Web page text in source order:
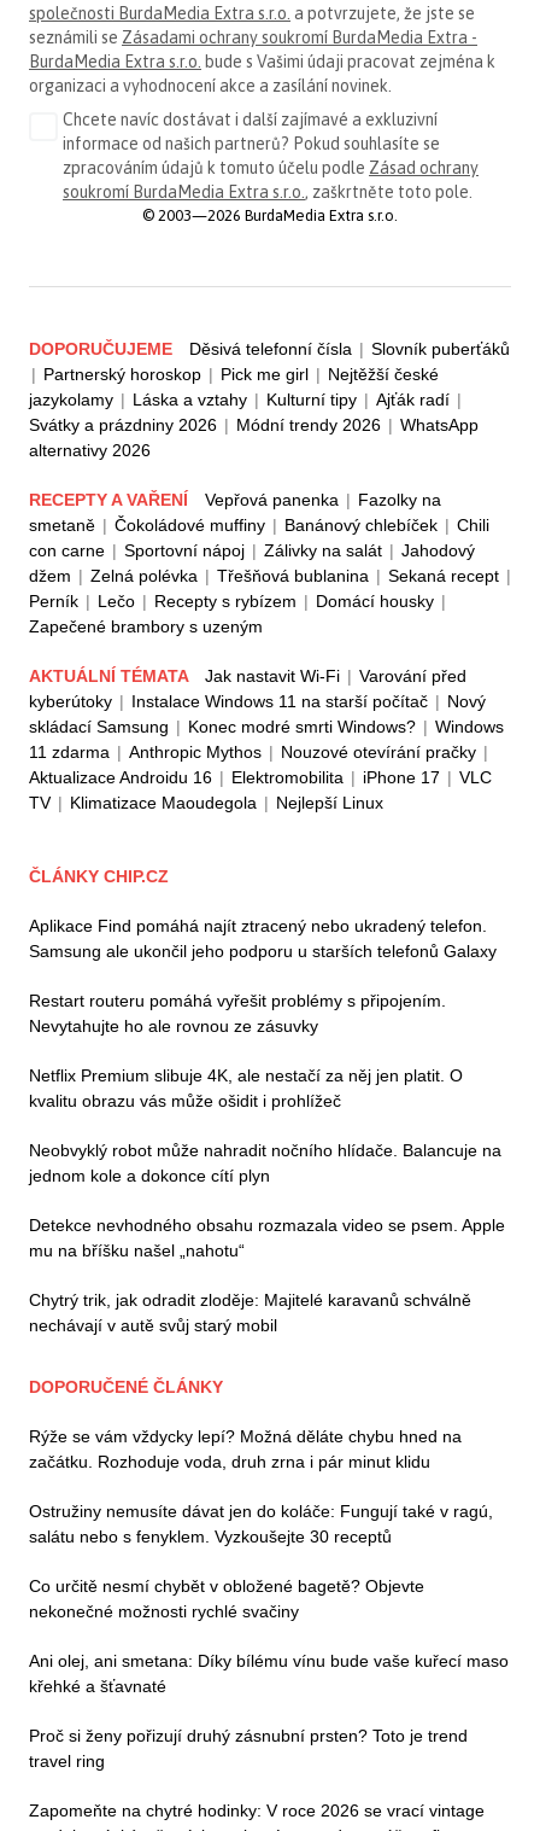
společnosti BurdaMedia Extra s.r.o. a potvrzujete, že jste se
seznámili se Zásadami ochrany soukromí BurdaMedia Extra -
BurdaMedia Extra s.r.o. bude s Vašimi údaji pracovat zejména k
organizaci a vyhodnocení akce a zasílání novinek.
Chcete navíc dostávat i další zajímavé a exkluzivní
informace od našich partnerů? Pokud souhlasíte se
zpracováním údajů k tomuto účelu podle Zásad ochrany
soukromí BurdaMedia Extra s.r.o. , zaškrtněte toto pole.
© 2003—2026 BurdaMedia Extra s.r.o.
DOPORUČUJEME Děsivá telefonní čísla | Slovník puberťáků
| Partnerský horoskop | Pick me girl | Nejtěžší české
jazykolamy | Láska a vztahy | Kulturní tipy | Ajťák radí |
Svátky a prázdniny 2026 | Módní trendy 2026 | WhatsApp
alternativy 2026
RECEPTY A VAŘENÍ Vepřová panenka | Fazolky na
smetaně | Čokoládové muffiny | Banánový chlebíček | Chili
con carne | Sportovní nápoj | Zálivky na salát | Jahodový
džem | Zelná polévka | Třešňová bublanina | Sekaná recept |
Perník | Lečo | Recepty s rybízem | Domácí housky |
Zapečené brambory s uzeným
AKTUÁLNÍ TÉMATA Jak nastavit Wi-Fi | Varování před
kyberútoky | Instalace Windows 11 na starší počítač | Nový
skládací Samsung | Konec modré smrti Windows? | Windows
11 zdarma | Anthropic Mythos | Nouzové otevírání pračky |
Aktualizace Androidu 16 | Elektromobilita | iPhone 17 | VLC
TV | Klimatizace Maoudegola | Nejlepší Linux
ČLÁNKY CHIP.CZ
Aplikace Find pomáhá najít ztracený nebo ukradený telefon.
Samsung ale ukončil jeho podporu u starších telefonů Galaxy
Restart routeru pomáhá vyřešit problémy s připojením.
Nevytahujte ho ale rovnou ze zásuvky
Netflix Premium slibuje 4K, ale nestačí za něj jen platit. O
kvalitu obrazu vás může ošidit i prohlížeč
Neobvyklý robot může nahradit nočního hlídače. Balancuje na
jednom kole a dokonce cítí plyn
Detekce nevhodného obsahu rozmazala video se psem. Apple
mu na bříšku našel „nahotu“
Chytrý trik, jak odradit zloděje: Majitelé karavanů schválně
nechávají v autě svůj starý mobil
DOPORUČENÉ ČLÁNKY
Rýže se vám vždycky lepí? Možná děláte chybu hned na
začátku. Rozhoduje voda, druh zrna i pár minut klidu
Ostružiny nemusíte dávat jen do koláče: Fungují také v ragú,
salátu nebo s fenyklem. Vyzkoušejte 30 receptů
Co určitě nesmí chybět v obložené bagetě? Objevte
nekonečné možnosti rychlé svačiny
Ani olej, ani smetana: Díky bílému vínu bude vaše kuřecí maso
křehké a šťavnaté
Proč si ženy pořizují druhý zásnubní prsten? Toto je trend
travel ring
Zapomeňte na chytré hodinky: V roce 2026 se vrací vintage